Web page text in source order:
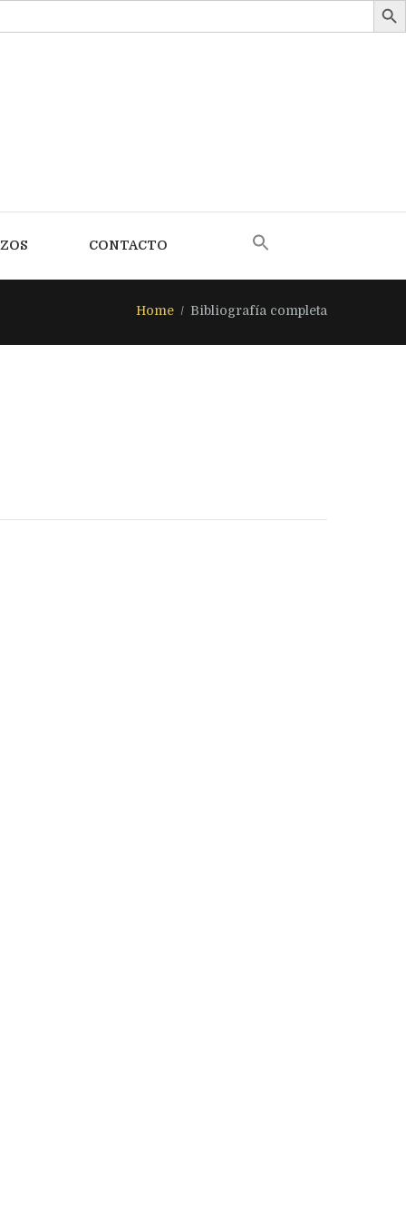
CONTACTO
Home Bibliografía completa